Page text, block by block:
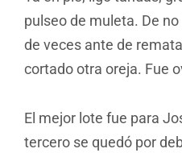
pulseo de muleta. De
de veces ante de
cortado otra oreja. Fue
El mejor lote fue para
tercero se quedó por